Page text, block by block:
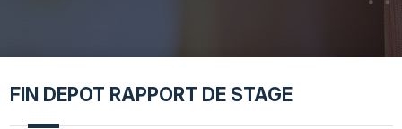
FIN DEPOT RAPPORT DE STAGE